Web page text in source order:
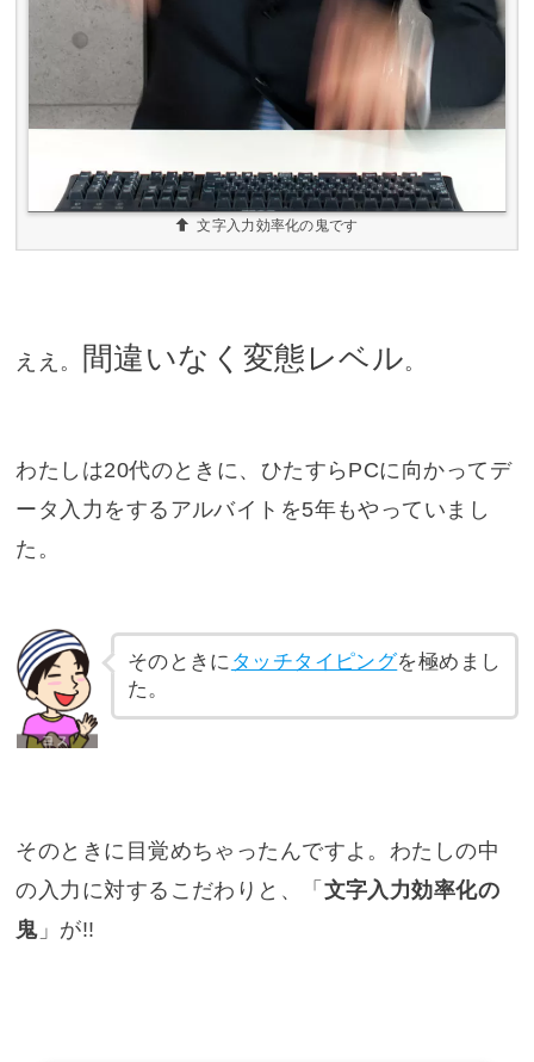
文字入力効率化の鬼です
ええ。 間違いなく変態レベル。
わたしは20代のときに、ひたすらPCに向かってデ
ータ入力をするアルバイトを5年もやっていまし
た。
そのときに タッチタイピングを極めまし
た。
そのときに目覚めちゃったんですよ。わたしの中
の入力に対するこだわりと、「 文字入力効率化の
鬼」が!!